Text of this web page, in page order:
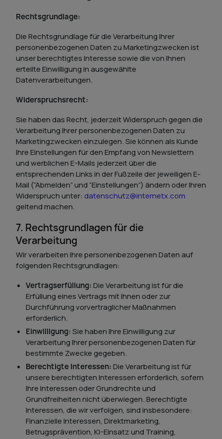
Rechtsgrundlage:
Die Rechtsgrundlage für die Verarbeitung Ihrer
personenbezogenen Daten zu Marketingzwecken ist
unser berechtigtes Interesse sowie die von Ihnen
erteilte Einwilligung in ausgewählte
Datenverarbeitungen.
Widerspruchsrecht:
Sie haben das Recht, jederzeit Widerspruch gegen die
Verarbeitung Ihrer personenbezogenen Daten zu
Marketingzwecken einzulegen. Sie können als Kunde
Ihre Einstellungen für den Empfang von Newslettern
und werblichen E-Mails jederzeit über die
entsprechenden Links in der Fußzeile der jeweiligen E-
Mail (“Abmelden” und “Einstellungen”) ändern oder Ihren
Widerspruch unter: datenschutz@internetx.com
geltend machen.
7. Rechtsgrundlagen für die
Verarbeitung
Wir verarbeiten Ihre personenbezogenen Daten auf
folgenden Rechtsgrundlagen:
Vertragserfüllung:Die Verarbeitung ist für die
Erfüllung eines Vertrags mit Ihnen oder zur
Durchführung vorvertraglicher Maßnahmen
erforderlich.
Einwilligung:Sie haben Ihre Einwilligung zur
Verarbeitung Ihrer personenbezogenen Daten für
bestimmte Zwecke gegeben.
Berechtigte Interessen:Die Verarbeitung ist für
unsere berechtigten Interessen erforderlich, sofern
Ihre Interessen oder Grundrechte und
Grundfreiheiten nicht überwiegen. Berechtigte
Interessen, die wir verfolgen, sind insbesondere:
Finanzielle Interessen, Direktmarketing,
Betrugsprävention, KI-Einsatz und Training,